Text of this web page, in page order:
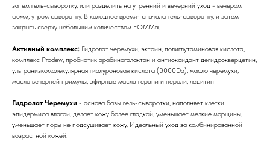
затем гель-сыворотку, или разделить на утренний и вечерний уход - вечером
фомм, утром сыворотку. В холодное время- сначала гель-сыворотку, и затем
закрыть сверху небольшим количеством FOMMa.
Активный комплекс: Гидролат черемухи, эктоин, полиглутаминовая кислота,
комплекс Prodew, пробиотик арабиногалактан и антиоксидант дегидрокверцетин,
ультранизкомолекулярная гиалуроновая кислота (3000Da), масло черемухи,
масло вечерней примулы, эфирные масла герани и нероли, лецитин
Гидролат Черемухи - основа базы гель-сыворотки, наполняет клетки
эпидермиса влагой, делает кожу более гладкой, уменьшает мелкие морщины,
уменьшает поры не подсушивает кожу. Идеальный уход за комбинированной
возрастной кожей.